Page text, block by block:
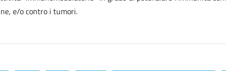
e/o contro i tumori.